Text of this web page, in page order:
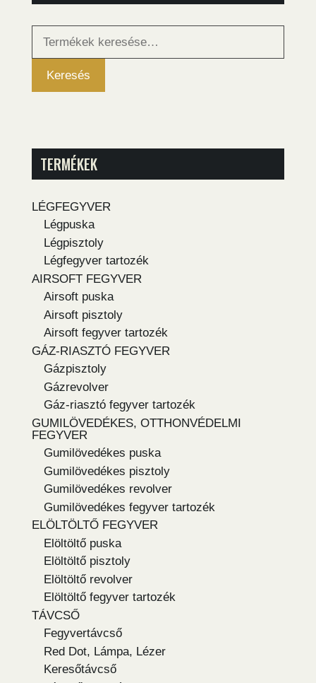
Keresés
Keresés
TERMÉKEK
LÉGFEGYVER
Légpuska
Légpisztoly
Légfegyver tartozék
AIRSOFT FEGYVER
Airsoft puska
Airsoft pisztoly
Airsoft fegyver tartozék
GÁZ-RIASZTÓ FEGYVER
Gázpisztoly
Gázrevolver
Gáz-riasztó fegyver tartozék
GUMILÖVEDÉKES, OTTHONVÉDELMI
FEGYVER
Gumilövedékes puska
Gumilövedékes pisztoly
Gumilövedékes revolver
Gumilövedékes fegyver tartozék
ELÖLTÖLTŐ FEGYVER
Elöltöltő puska
Elöltöltő pisztoly
Elöltöltő revolver
Elöltöltő fegyver tartozék
TÁVCSŐ
Fegyvertávcső
Red Dot, Lámpa, Lézer
Keresőtávcső